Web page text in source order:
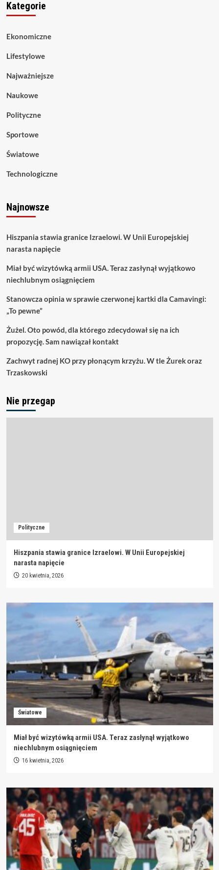
Kategorie
Ekonomiczne
Lifestylowe
Najważniejsze
Naukowe
Polityczne
Sportowe
Światowe
Technologiczne
Najnowsze
Hiszpania stawia granice Izraelowi. W Unii Europejskiej
narasta napięcie
Miał być wizytówką armii USA. Teraz zasłynął wyjątkowo
niechlubnym osiągnięciem
Stanowcza opinia w sprawie czerwonej kartki dla Camavingi:
„To pewne”
Żużel. Oto powód, dla którego zdecydował się na ich
propozycję. Sam nawiązał kontakt
Zachwyt radnej KO przy płonącym krzyżu. W tle Żurek oraz
Trzaskowski
Nie przegap
Polityczne
Hiszpania stawia granice Izraelowi. W Unii Europejskiej
narasta napięcie
20 kwietnia, 2026
Światowe
Miał być wizytówką armii USA. Teraz zasłynął wyjątkowo
niechlubnym osiągnięciem
16 kwietnia, 2026